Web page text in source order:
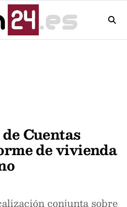
Cuentas
de vivienda
conjunta sobre